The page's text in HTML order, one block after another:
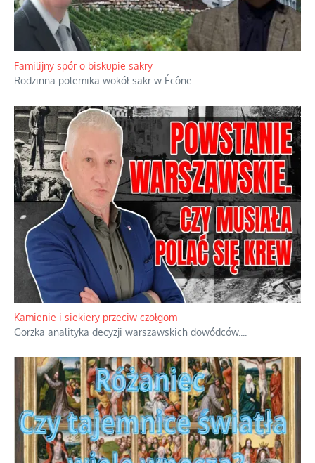
Ciemna strona podręcznikowych mitów historycznych
Historia jest doświadczeniem niepowtarzalnym i tłumaczenie,
że będziemy coś krytykować po to, żeby później znowu jakiegoś
powstania nie zrobili, jest...
Familijny spór o biskupie sakry
Rodzinna polemika wokół sakr w Écône.